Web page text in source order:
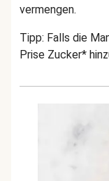
vermengen.
Tipp: Falls die
Prise Zucker*